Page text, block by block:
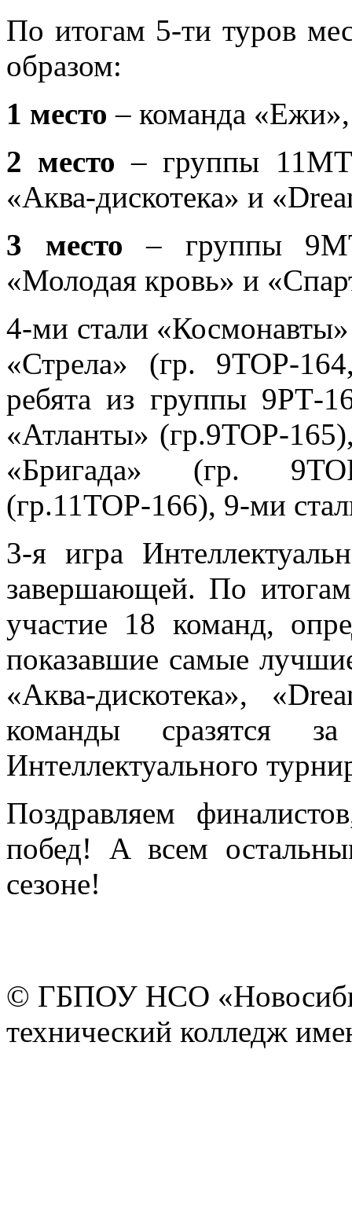
По итогам 5-ти туров
образом:
1 место– команда
2 место – группы
«Аква-дискотека» и
3 место – группы
«Молодая кровь» и
4-ми стали
«Стрела» (гр. 9ТОР-
ребята из группы 9РТ-
«Атланты» (гр.9ТОР-
«Бригада» (гр.
(гр.11ТОР-166), 9-ми
3-я игра
завершающей. По
участие 18 команд,
показавшие самые
«Аква-дискотека»,
команды сразятся
Интеллектуального
Поздравляем
побед! А всем
сезоне!
© ГБПОУ НСО
технический колледж